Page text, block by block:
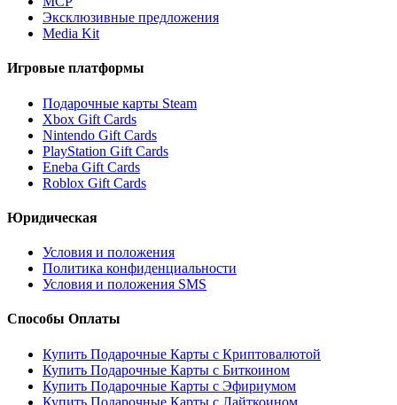
Эксклюзивные предложения
Media Kit
Игровые платформы
Подарочные карты Steam
Xbox Gift Cards
Nintendo Gift Cards
PlayStation Gift Cards
Eneba Gift Cards
Roblox Gift Cards
Юридическая
Условия и положения
Политика конфиденциальности
Условия и положения SMS
Способы Оплаты
Купить Подарочные Карты с Криптовалютой
Купить Подарочные Карты с Биткоином
Купить Подарочные Карты с Эфириумом
Купить Подарочные Карты с Лайткоином